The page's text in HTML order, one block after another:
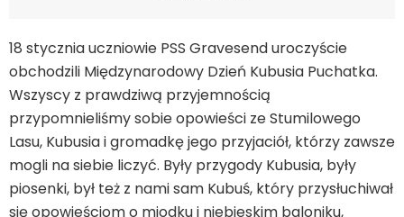
18 stycznia uczniowie PSS Gravesend uroczyście
obchodzili Międzynarodowy Dzień Kubusia Puchatka.
Wszyscy z prawdziwą przyjemnością
przypomnieliśmy sobie opowieści ze Stumilowego
Lasu, Kubusia i gromadkę jego przyjaciół, którzy zawsze
mogli na siebie liczyć. Były przygody Kubusia, były
piosenki, był też z nami sam Kubuś, który przysłuchiwał
się opowieściom o miodku i niebieskim baloniku,